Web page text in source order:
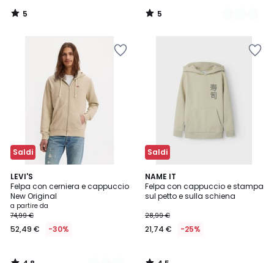
5
/
5
/
Saldi
LEVI'S
Felpa con cerniera e cappuccio
New Original
a partire da
74,99 €
52,49 € -30%
4,8
/ 5
3
Colori
Saldi
NAME IT
Felpa con cappuccio e stampa
sul petto e sulla schiena
28,99 €
21,74 € -25%
4,5
/ 5